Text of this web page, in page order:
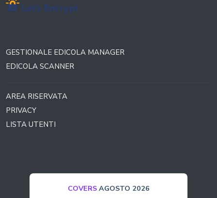
GESTIONALE EDICOLA MANAGER
EDICOLA SCANNER
AREA RISERVATA
PRIVACY
LISTA UTENTI